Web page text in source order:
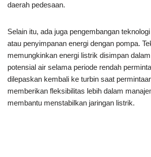
daerah pedesaan.
Selain itu, ada juga pengembangan teknologi
atau penyimpanan energi dengan pompa.
memungkinkan energi listrik disimpan
potensial air selama periode rendah
dilepaskan kembali ke turbin saat
memberikan fleksibilitas lebih dalam
membantu menstabilkan jaringan listrik.